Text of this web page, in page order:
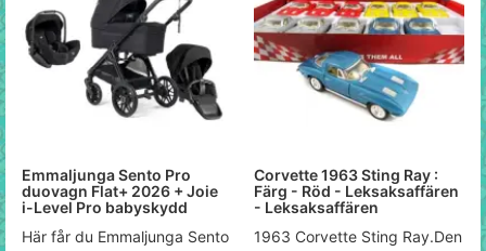
Emmaljunga Sento Pro
duovagn Flat+ 2026 + Joie
i-Level Pro babyskydd
Här får du Emmaljunga Sento
Corvette 1963 Sting Ray :
Färg - Röd - Leksaksaffären
- Leksaksaffären
1963 Corvette Sting Ray.Den